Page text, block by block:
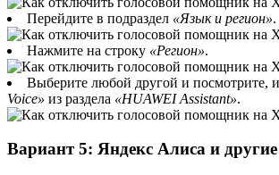
Перейдите в подраздел «Язык и регион».
Нажмите на строку «Регион».
Выберите любой другой и посмотрите,
Voice» из раздела «HUAWEI Assistant».
Вариант 5: Яндекс Алиса и другие